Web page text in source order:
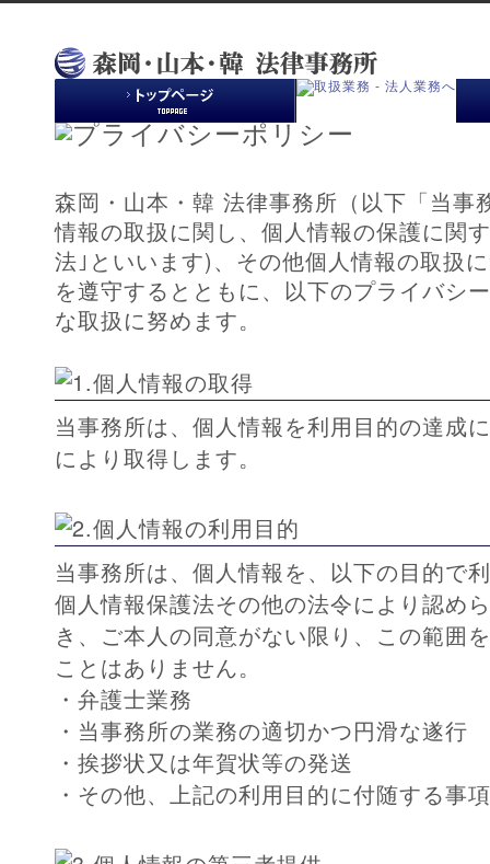
森岡・山本・韓 法律事務所（以下「当事
情報の取扱に関し、個人情報の保護に関
法｣といいます)、その他個人情報の取扱
を遵守するとともに、以下のプライバシ
な取扱に努めます。
当事務所は、個人情報を利用目的の達成
により取得します。
当事務所は、個人情報を、以下の目的で
個人情報保護法その他の法令により認め
き、ご本人の同意がない限り、この範囲
ことはありません。
・弁護士業務
・当事務所の業務の適切かつ円滑な遂行
・挨拶状又は年賀状等の発送
・その他、上記の利用目的に付随する事